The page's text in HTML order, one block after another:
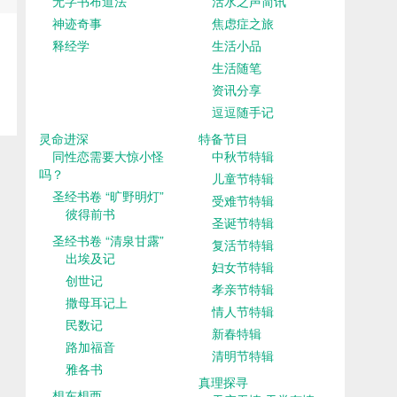
神迹奇事
释经学
焦虑症之旅
生活小品
生活随笔
资讯分享
逗逗随手记
灵命进深
同性恋需要大惊小怪
吗？
圣经书卷 “旷野明灯”
彼得前书
圣经书卷 “清泉甘露”
出埃及记
创世记
撒母耳记上
民数记
路加福音
雅各书
特备节目
中秋节特辑
儿童节特辑
受难节特辑
圣诞节特辑
复活节特辑
妇女节特辑
孝亲节特辑
情人节特辑
新春特辑
清明节特辑
真理探寻